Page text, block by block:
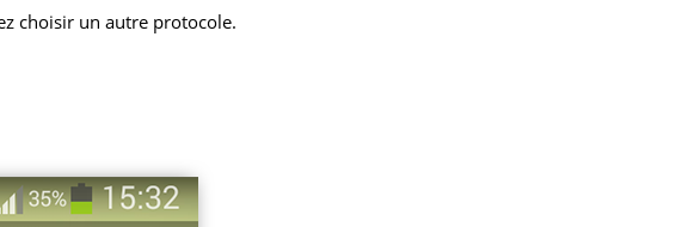
choisir un autre protocole.